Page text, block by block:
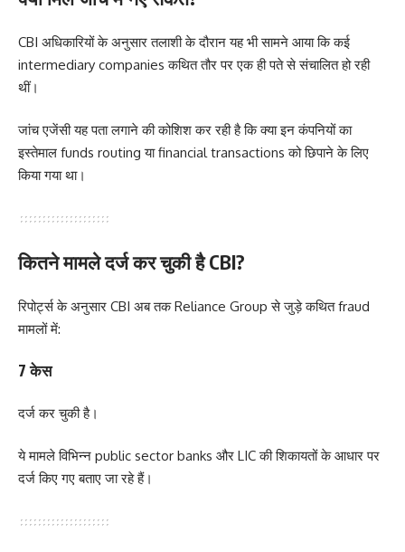
CBI अधिकारियों के अनुसार तलाशी के दौरान यह भी सामने आया कि कई
intermediary companies कथित तौर पर एक ही पते से संचालित हो रही
थीं।
जांच एजेंसी यह पता लगाने की कोशिश कर रही है कि क्या इन कंपनियों का
इस्तेमाल funds routing या financial transactions को छिपाने के लिए
किया गया था।
कितने मामले दर्ज कर चुकी है CBI?
रिपोर्ट्स के अनुसार CBI अब तक Reliance Group से जुड़े कथित fraud
मामलों में:
7 केस
दर्ज कर चुकी है।
ये मामले विभिन्न public sector banks और LIC की शिकायतों के आधार पर
दर्ज किए गए बताए जा रहे हैं।